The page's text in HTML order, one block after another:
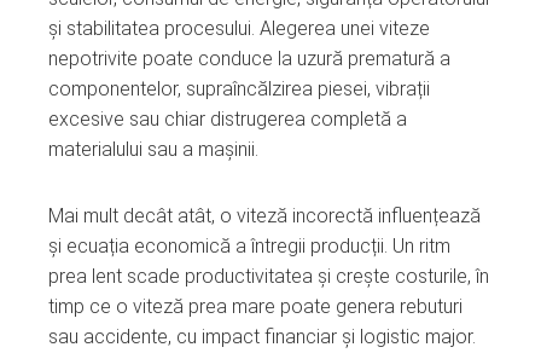
și stabilitatea procesului. Alegerea unei viteze
nepotrivite poate conduce la uzură prematură a
componentelor, supraîncălzirea piesei, vibrații
excesive sau chiar distrugerea completă a
materialului sau a mașinii.
Mai mult decât atât, o viteză incorectă influențează
și ecuația economică a întregii producții. Un ritm
prea lent scade productivitatea și crește costurile, în
timp ce o viteză prea mare poate genera rebuturi
sau accidente, cu impact financiar și logistic major.